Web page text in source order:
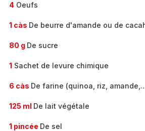
4 Oeufs
1 càs De beurre d'amande ou de
80 g De sucre
1 Sachet de levure chimique
6 càs De farine (quinoa, riz,
125 ml De lait végétale
1 pincée De sel